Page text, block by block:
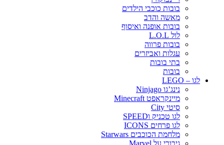
בובות כוכבי הילדים
מאשה והדב
בובות אופנה ואיסוף
לול L.O.L
בובות פרווה
עגלות ואביזרים
בתי בובות
בובות
לגו – LEGO
נינג’גו Ninjago
מיינקראפט Minecraft
סיטי City
לגו טכניק וSPEED
לגו פרחים ICONS
מלחמת הכוכבים Starwars
גיבורי על Marvel